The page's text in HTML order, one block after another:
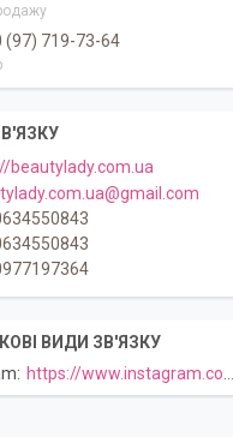
(97) 719-73-64
beautylady.com.ua
https://www.instagram.com/beautylady.com.ua